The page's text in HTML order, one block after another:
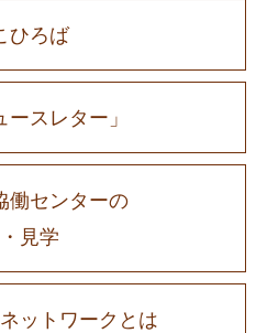
ひろば
スレター」
働センターの
見学
ットワークとは